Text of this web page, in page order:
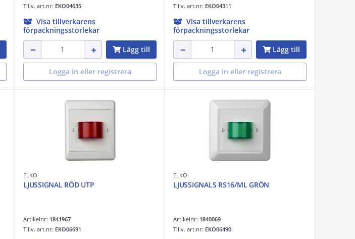
Tillv. art.nr: EKO04635
Visa tillverkarens
förpackningsstorlekar
Lägg till
Logga in eller registrera
Tillv. art.nr: EKO04311
Visa tillverkarens
förpackningsstorlekar
Lägg till
Logga in eller registrera
ELKO
LJUSSIGNAL RÖD UTP
Artikelnr: 1841967
Tillv. art.nr: EKO06691
ELKO
LJUSSIGNALS RS16/ML GRÖN
Artikelnr: 1840069
Tillv. art.nr: EKO06490